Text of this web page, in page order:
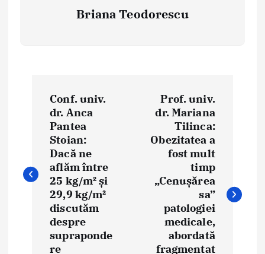
Briana Teodorescu
n
Conf. univ.
dr. Anca
Pantea
Stoian:
Dacă ne
aflăm între
25 kg/m² și
29,9 kg/m²
discutăm
despre
supraponde
re
Prof. univ.
dr. Mariana
Tilinca:
Obezitatea a
fost mult
timp
„Cenușărea
sa”
patologiei
medicale,
abordată
fragmentat